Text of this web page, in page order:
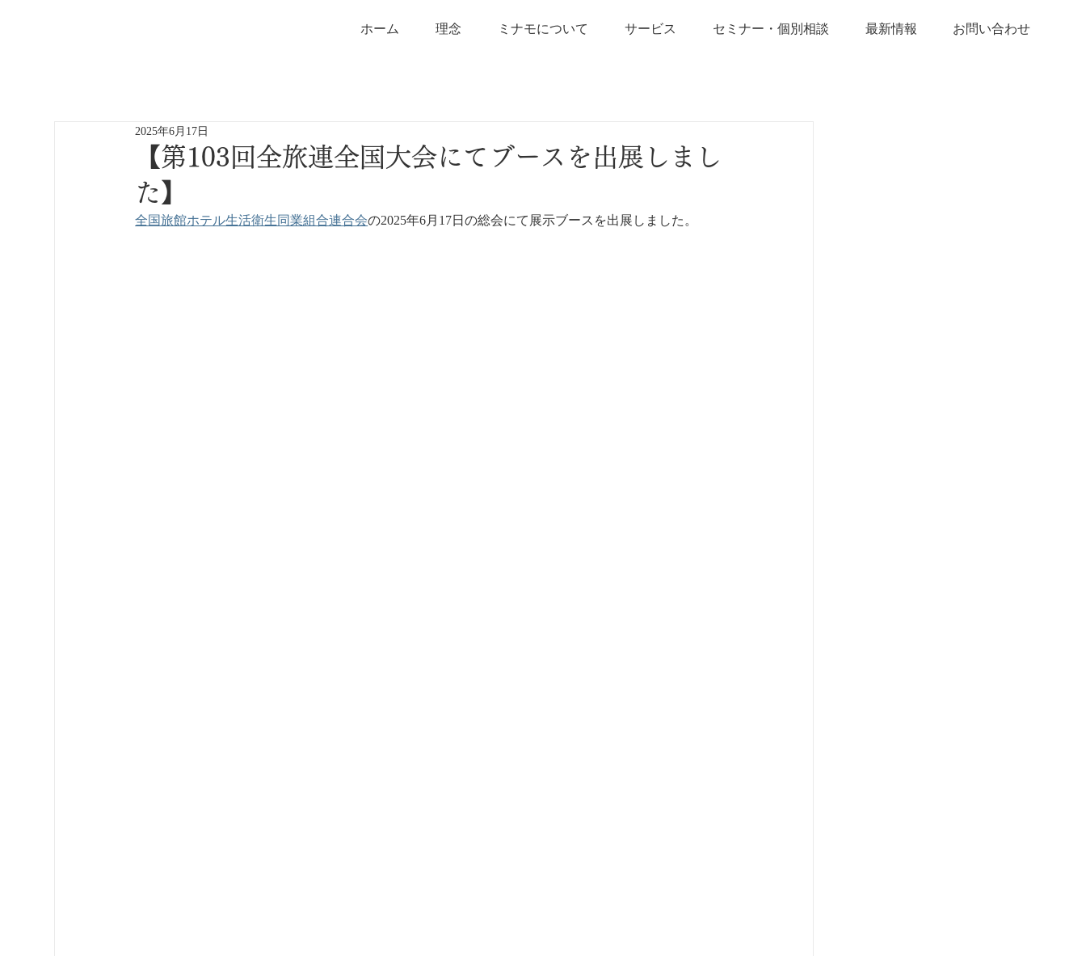
ホーム 理念 ミナモについて サービス セミナー・個別相談 最新情報 お問い合わせ
【第103回全旅連全国大会にてブースを出展しまし
た】
2025年6月17日
全国旅館ホテル生活衛生同業組合連合会の2025年6月17日の総会にて展示ブースを出展しました。